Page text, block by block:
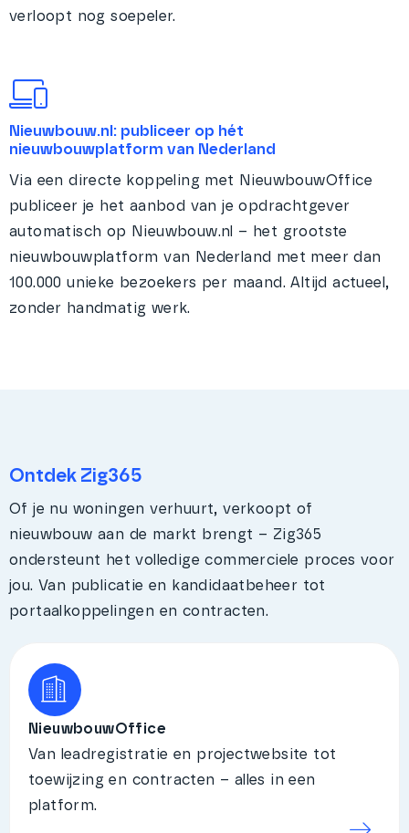
verloopt nog soepeler.
Nieuwbouw.nl: publiceer op hét
nieuwbouwplatform van Nederland
Via een directe koppeling met NieuwbouwOffice
publiceer je het aanbod van je opdrachtgever
automatisch op Nieuwbouw.nl – het grootste
nieuwbouwplatform van Nederland met meer dan
100.000 unieke bezoekers per maand. Altijd actueel,
zonder handmatig werk.
Ontdek Zig365
Of je nu woningen verhuurt, verkoopt of
nieuwbouw aan de markt brengt – Zig365
ondersteunt het volledige commerciele proces voor
jou. Van publicatie en kandidaatbeheer tot
portaalkoppelingen en contracten.
NieuwbouwOffice
Van leadregistratie en projectwebsite tot
toewijzing en contracten – alles in een
platform.